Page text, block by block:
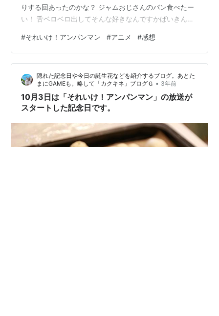
りする回あったのかな？ ジャムおじさんのパン食べたー
い！ 舌ベロベロ出してそんな好きなんですかばいきんま
ってアンパンマンの顔食べたことあるのかな？ 気になり
ました 少し調べると、あるっぽい、普通においしそうに
食べるっぽい… 白バラ女王の生態というか笑 本当に花の
ようですね、ミツバチに花粉運んでもらわないと咲けな
いみたいなね笑 『あなたのやさしさに触れたから…』 お
としにきている？笑 ま…
#それいけ！アンパンマン #アニメ #感想
隠れた記念日や今日の誕生花などを紹介するブログ。あとた
まにGAMEも。略して「カクキネ」ブログＧ • 3年前
10月3日は「それいけ！アンパンマン」の放送が
スタートした記念日です。